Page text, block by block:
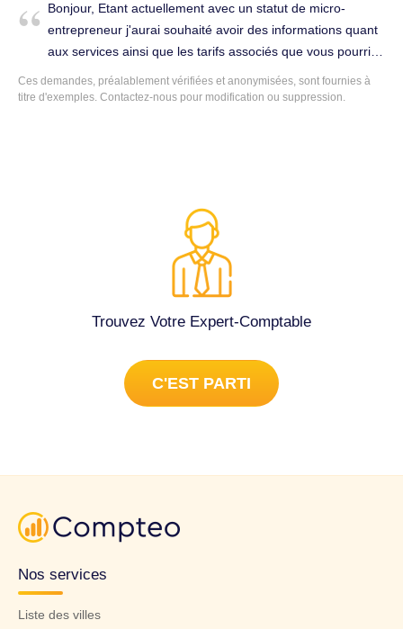
Bonjour, Etant actuellement avec un statut de micro-
entrepreneur j'aurai souhaité avoir des informations quant
aux services ainsi que les tarifs associés que vous pourriez
me proposer. Je précise que je suis en profession libérale
dépendant de la CIPAV. D'avance, merci. Conseils
Ces demandes, préalablement vérifiées et anonymisées, sont fournies à
titre d'exemples. Contactez-nous pour modification ou suppression.
Trouvez Votre Expert-Comptable
C'EST PARTI
Nos services
Liste des villes